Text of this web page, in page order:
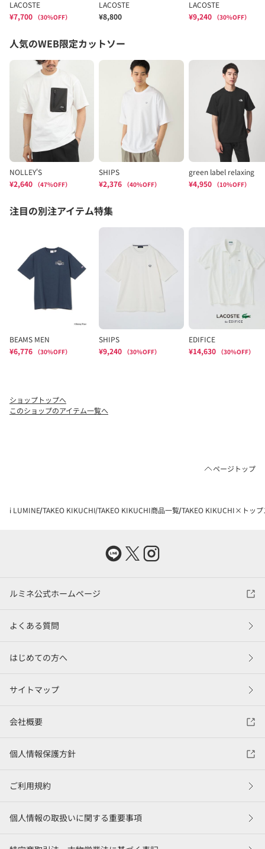
ショップトップへ
このショップのアイテム一覧へ
ページトップ
i LUMINE TAKEO KIKUCHI TAKEO KIKUCHI商品一覧 TAKEO KIKUCHI×トップ
ルミネ公式ホームページ
よくある質問
はじめての方へ
サイトマップ
会社概要
個人情報保護方針
ご利用規約
個人情報の取扱いに関する重要事項